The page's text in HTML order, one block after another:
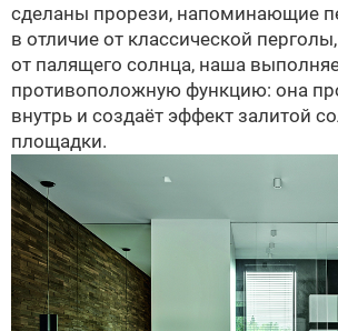
сделаны прорези, напоминающие
в отличие от классической
от палящего солнца, наша
противоположную функцию: она
внутрь и создаёт эффект залитой
площадки.